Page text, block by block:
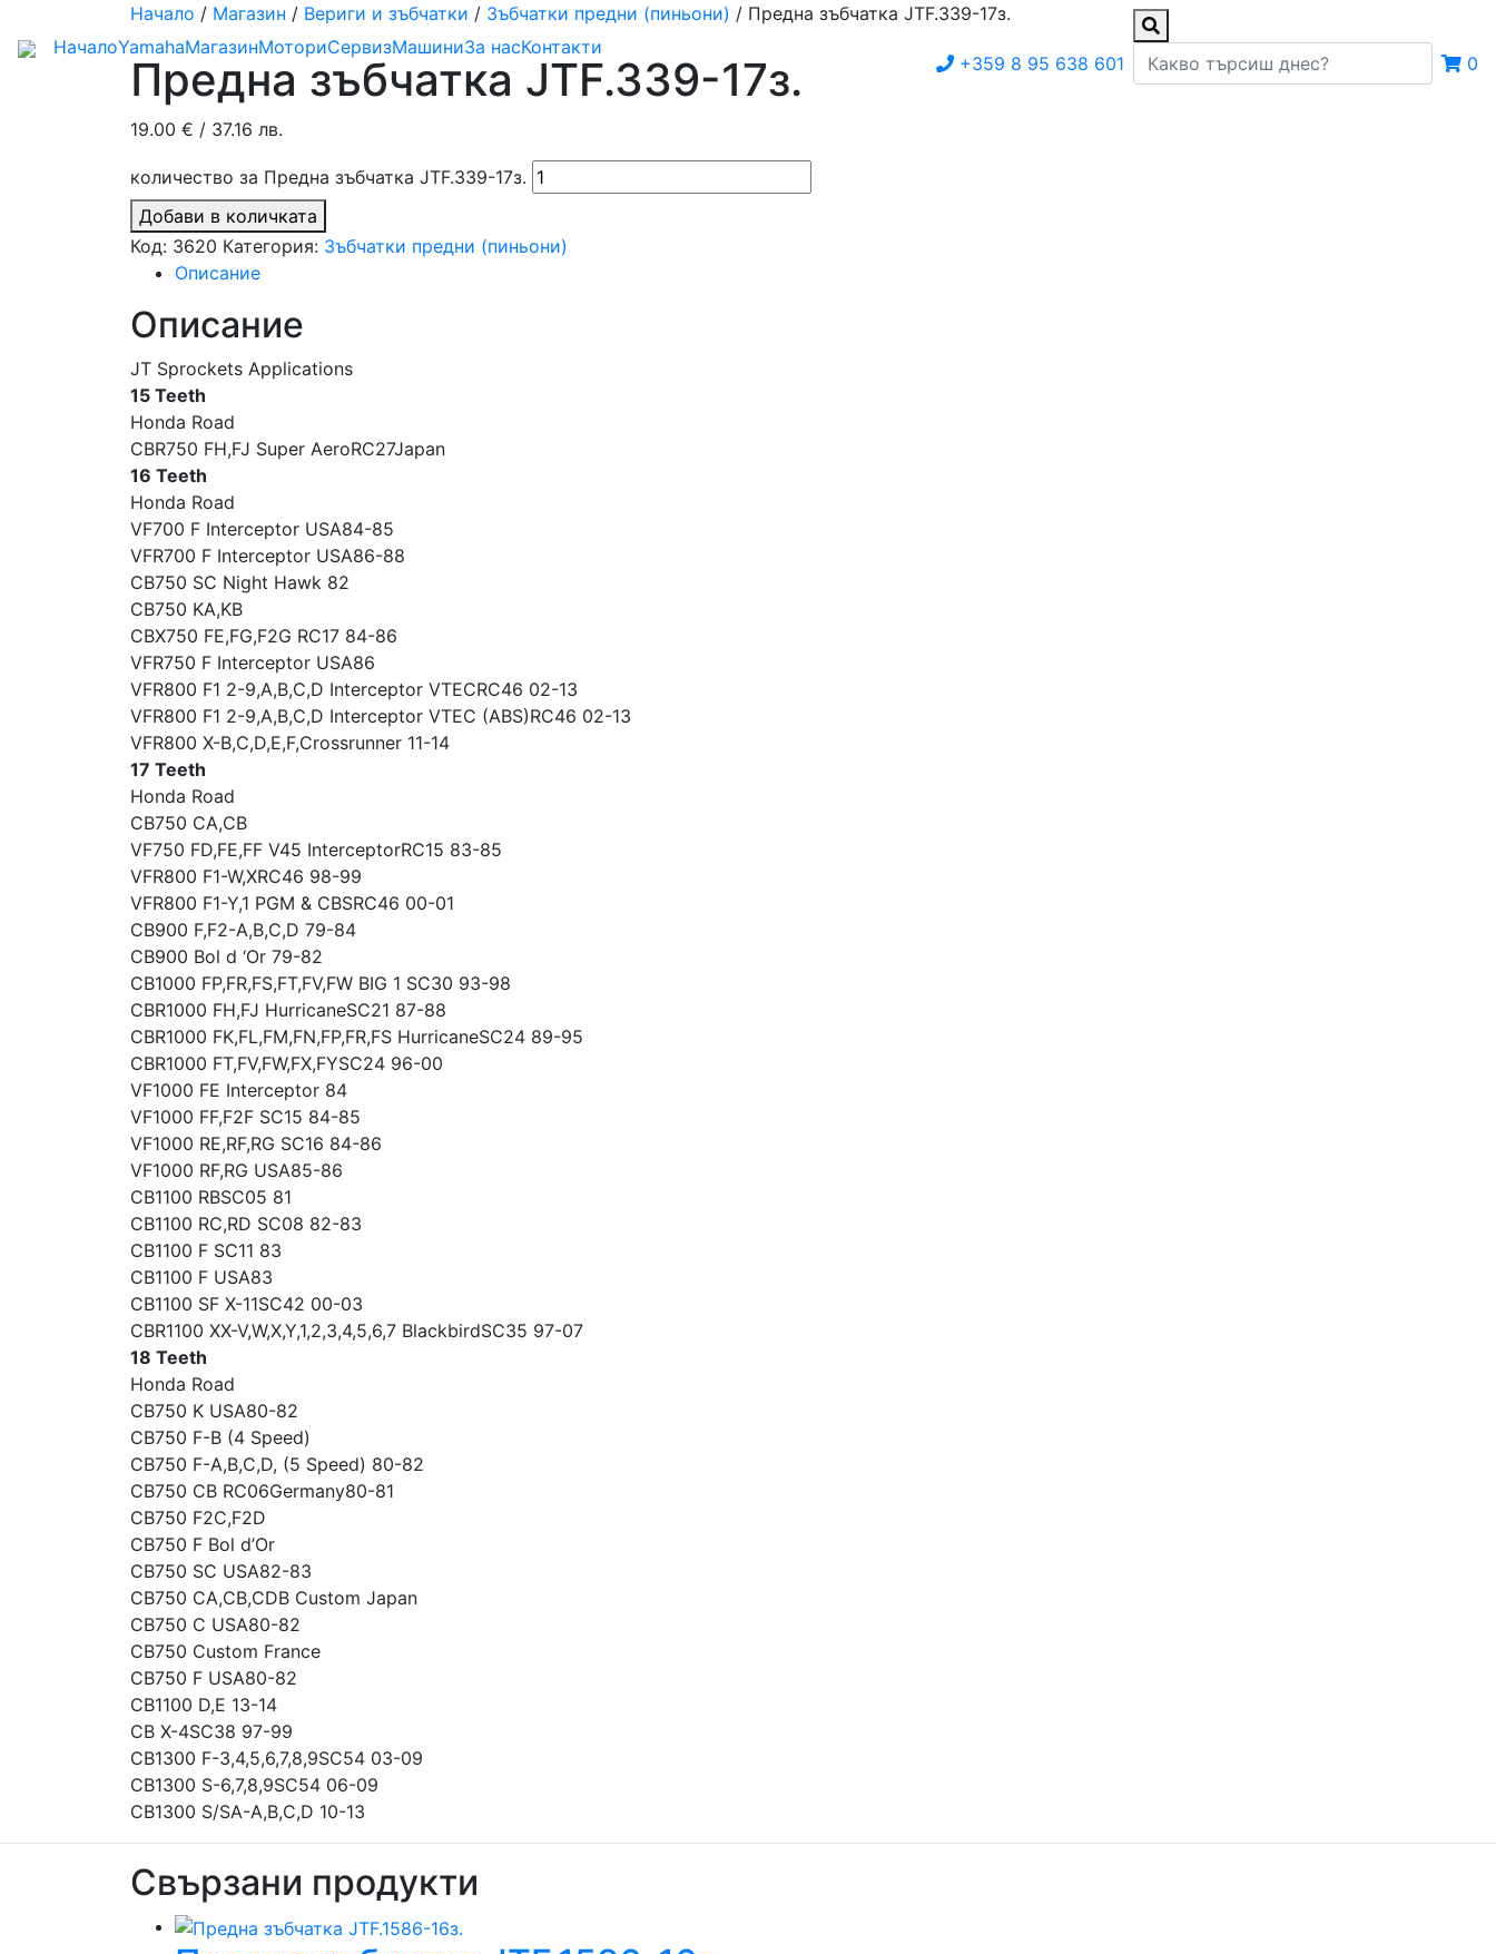
НачалоYamahaМагазинМоториСервизМашиниЗа насКонтакти
+359 8 95 638 601 0
Начало / Магазин / Вериги и зъбчатки / Зъбчатки предни (пиньони) / Предна зъбчатка JTF.339-17з.
Предна зъбчатка JTF.339-17з.
19.00 € / 37.16 лв.
количество за Предна зъбчатка JTF.339-17з.
Добави в количката
Код: 3620 Категория: Зъбчатки предни (пиньони)
Описание
Описание
JT Sprockets Applications
15 Teeth
Honda Road
CBR750 FH,FJ Super AeroRC27Japan
16 Teeth
Honda Road
VF700 F Interceptor USA84-85
VFR700 F Interceptor USA86-88
CB750 SC Night Hawk 82
CB750 KA,KB
CBX750 FE,FG,F2G RC17 84-86
VFR750 F Interceptor USA86
VFR800 F1 2-9,A,B,C,D Interceptor VTECRC46 02-13
VFR800 F1 2-9,A,B,C,D Interceptor VTEC (ABS)RC46 02-13
VFR800 X-B,C,D,E,F,Crossrunner 11-14
17 Teeth
Honda Road
CB750 CA,CB
VF750 FD,FE,FF V45 InterceptorRC15 83-85
VFR800 F1-W,XRC46 98-99
VFR800 F1-Y,1 PGM & CBSRC46 00-01
CB900 F,F2-A,B,C,D 79-84
CB900 Bol d ‘Or 79-82
CB1000 FP,FR,FS,FT,FV,FW BIG 1 SC30 93-98
CBR1000 FH,FJ HurricaneSC21 87-88
CBR1000 FK,FL,FM,FN,FP,FR,FS HurricaneSC24 89-95
CBR1000 FT,FV,FW,FX,FYSC24 96-00
VF1000 FE Interceptor 84
VF1000 FF,F2F SC15 84-85
VF1000 RE,RF,RG SC16 84-86
VF1000 RF,RG USA85-86
CB1100 RBSC05 81
CB1100 RC,RD SC08 82-83
CB1100 F SC11 83
CB1100 F USA83
CB1100 SF X-11SC42 00-03
CBR1100 XX-V,W,X,Y,1,2,3,4,5,6,7 BlackbirdSC35 97-07
18 Teeth
Honda Road
CB750 K USA80-82
CB750 F-B (4 Speed)
CB750 F-A,B,C,D, (5 Speed) 80-82
CB750 CB RC06Germany80-81
CB750 F2C,F2D
CB750 F Bol d’Or
CB750 SC USA82-83
CB750 CA,CB,CDB Custom Japan
CB750 C USA80-82
CB750 Custom France
CB750 F USA80-82
CB1100 D,E 13-14
CB X-4SC38 97-99
CB1300 F-3,4,5,6,7,8,9SC54 03-09
CB1300 S-6,7,8,9SC54 06-09
CB1300 S/SA-A,B,C,D 10-13
Свързани продукти